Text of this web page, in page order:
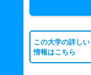
この大学の詳しい
情報はこちら